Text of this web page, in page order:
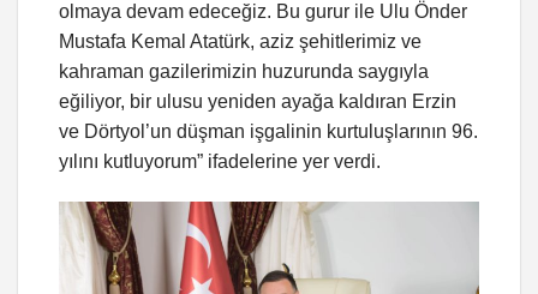
olmaya devam edeceğiz. Bu gurur ile Ulu Önder
Mustafa Kemal Atatürk, aziz şehitlerimiz ve
kahraman gazilerimizin huzurunda saygıyla
eğiliyor, bir ulusu yeniden ayağa kaldıran Erzin
ve Dörtyol’un düşman işgalinin kurtuluşlarının 96.
yılını kutluyorum” ifadelerine yer verdi.